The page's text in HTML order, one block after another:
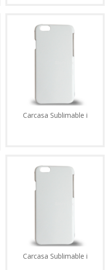
Carcasa Sublimable i
Carcasa Sublimable i